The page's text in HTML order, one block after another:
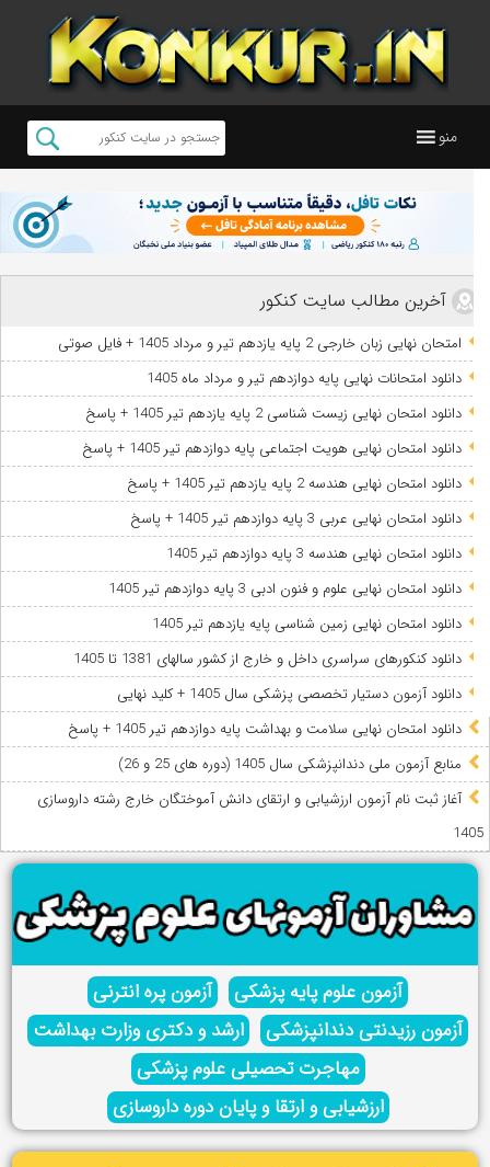
منو
آخرین مطالب سایت کنکور
امتحان نهایی زبان خارجی 2 پایه یازدهم تیر و مرداد 1405 + فایل صوتی
دانلود امتحانات نهایی پایه دوازدهم تیر و مرداد ماه 1405
دانلود امتحان نهایی زیست شناسی 2 پایه یازدهم تیر 1405 + پاسخ
دانلود امتحان نهایی هویت اجتماعی پایه دوازدهم تیر 1405 + پاسخ
دانلود امتحان نهایی هندسه 2 پایه یازدهم تیر 1405 + پاسخ
دانلود امتحان نهایی عربی 3 پایه دوازدهم تیر 1405 + پاسخ
دانلود امتحان نهایی هندسه 3 پایه دوازدهم تیر 1405
دانلود امتحان نهایی علوم و فنون ادبی 3 پایه دوازدهم تیر 1405
دانلود امتحان نهایی زمین شناسی پایه یازدهم تیر 1405
دانلود کنکورهای سراسری داخل و خارج از کشور سالهای 1381 تا 1405
دانلود آزمون دستیار تخصصی پزشکی سال 1405 + کلید نهایی
دانلود امتحان نهایی سلامت و بهداشت پایه دوازدهم تیر 1405 + پاسخ
ﻣﻨﺎﺑﻊ آزﻣﻮن ﻣﻠﯽ دندانپزشکی سال 1405 (دوره های 25 و 26)
آغاز ثبت نام آزمون‌ ارزشیابی و ارتقای دانش آموختگان خارج رشته داروسازی
1405
آزمون علوم پایه پزشکی
آزمون پره انترنی
آزمون رزیدنتی دندانپزشکی
ارشد و دکتری وزارت بهداشت
مهاجرت تحصیلی علوم پزشکی
ارزشیابی و ارتقا و پایان دوره داروسازی